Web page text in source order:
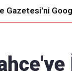
ulaşın
Gazetesi'ni